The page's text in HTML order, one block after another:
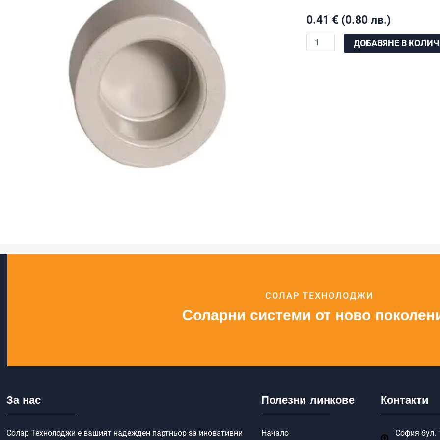
0.41 € (0.80 лв.)
количество
за
ДОБАВЯНЕ В
СОЛАР ТЕХНОЛОДЖИ
Соларни системи от ново
За нас
Солар Технолоджи е вашият надежден партньор за иновативни
Полезни линкове
Начало
Контакти
София бул.